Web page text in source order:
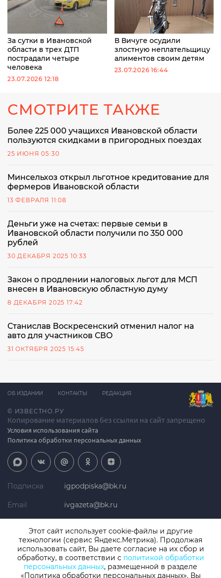
За сутки в Ивановской
области в трех ДТП
пострадали четыре
человека
23.07.2026 12:18
В Вичуге осудили
злостную неплательщицу
алиментов своим детям
23.07.2026 16:44
СМОТРИТЕ ТАКЖЕ
Более 225 000 учащихся Ивановской области
пользуются скидками в пригородных поездах
25 ИЮНЯ 05:30
Минсельхоз открыл льготное кредитование для
фермеров Ивановской области
13 ФЕВРАЛЯ 11:08
Деньги уже на счетах: первые семьи в
Ивановской области получили по 350 000
рублей
30 ДЕКАБРЯ 2025 10:33
Закон о продлении налоговых льгот для МСП
внесен в Ивановскую областную думу
8 ДЕКАБРЯ 2025 17:42
Станислав Воскресенский отменил налог на
авто для участников СВО
31 ОКТЯБРЯ 2025 15:45
© ИЗВЕСТНО.РУ
Копирование материалов без ссылки на сайт запрещено
Условия использования сайта
Политика обработки персональных данных
ОБ ИЗДАНИИ КОНТАКТЫ РЕДАКЦИЯ
Подписка igpodpiska@bk.ru
Email ivgazeta@bk.ru
Телефон +7 (4932) 41-94-81
СМИ: Izvestno.ru. Реестровая запись 08.11.2019 серия ЭЛ № ФС 77 -
Этот сайт использует cookie-файлы и другие
технологии (сервис Яндекс.Метрика). Продолжая
использовать сайт, Вы даете согласие на их сбор и
обработку, в соответствии с политикой обработки
персональных данных, размещенной в разделе
«Политика обработки персональных данных». Вы